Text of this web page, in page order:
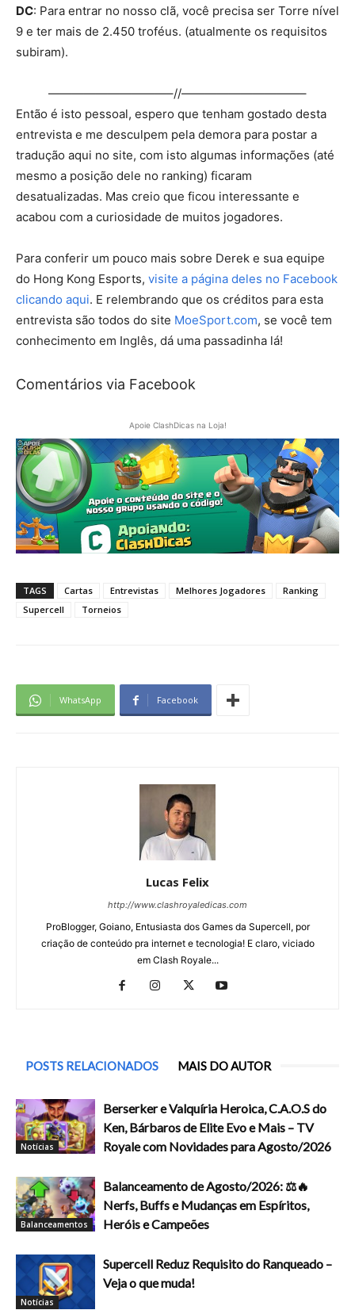
DC: Para entrar no nosso clã, você precisa ser Torre nível
9 e ter mais de 2.450 troféus. (atualmente os requisitos
subiram).
——————————–//——————————–
Então é isto pessoal, espero que tenham gostado desta
entrevista e me desculpem pela demora para postar a
tradução aqui no site, com isto algumas informações (até
mesmo a posição dele no ranking) ficaram
desatualizadas. Mas creio que ficou interessante e
acabou com a curiosidade de muitos jogadores.
Para conferir um pouco mais sobre Derek e sua equipe
do Hong Kong Esports, visite a página deles no Facebook
clicando aqui. E relembrando que os créditos para esta
entrevista são todos do site MoeSport.com, se você tem
conhecimento em Inglês, dá uma passadinha lá!
Comentários via Facebook
Apoie ClashDicas na Loja!
TAGS Cartas Entrevistas Melhores Jogadores
Ranking
Supercell
Torneios
WhatsApp Facebook
Lucas Felix
http://www.clashroyaledicas.com
ProBlogger, Goiano, Entusiasta dos Games da Supercell, por
criação de conteúdo pra internet e tecnologia! E claro, viciado
em Clash Royale...
POSTS RELACIONADOS MAIS DO AUTOR
Notícias
Berserker e Valquíria Heroica, C.A.O.S do
Ken, Bárbaros de Elite Evo e Mais – TV
Royale com Novidades para Agosto/2026
Balanceamentos
Balanceamento de Agosto/2026: ⚖️🔥
Nerfs, Buffs e Mudanças em Espíritos,
Heróis e Campeões
Notícias
Supercell Reduz Requisito do Ranqueado –
Veja o que muda!